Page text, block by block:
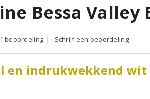
Bessa Valley
1 beoordeling Schrijf een beoordeling
en indrukwekkend wit